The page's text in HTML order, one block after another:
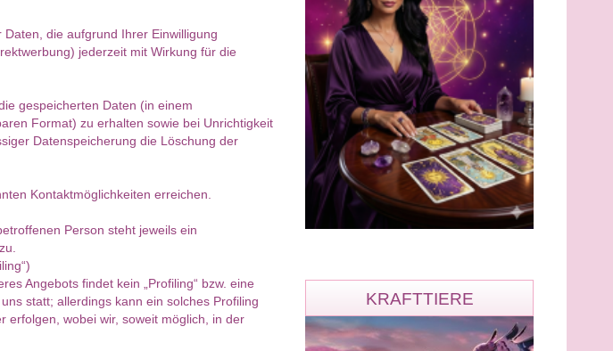
die aufgrund Ihrer Einwilligung
jederzeit mit Wirkung für die
gespeicherten Daten (in einem
Format) zu erhalten sowie bei Unrichtigkeit
Datenspeicherung die Löschung der
Kontaktmöglichkeiten erreichen.
Person steht jeweils ein
Angebots findet kein „Profiling“ bzw. eine
statt; allerdings kann ein solches Profiling
erfolgen, wobei wir, soweit möglich, in der
KRAFTTIERE